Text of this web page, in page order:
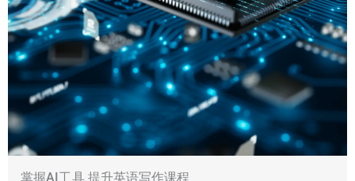
掌握AI工具 提升英语写作课程